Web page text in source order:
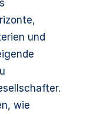
und
wie